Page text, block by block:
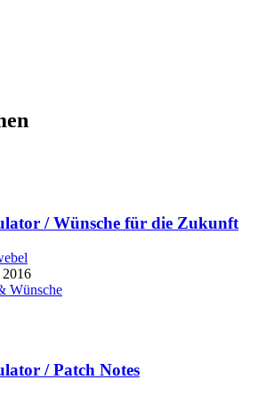
/ Wünsche für die Zukunft
2016
Wünsche
/ Patch Notes